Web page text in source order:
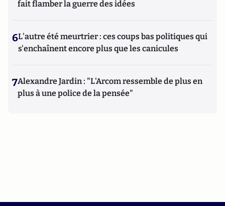
fait flamber la guerre des idées
6L'autre été meurtrier : ces coups bas politiques qui
s'enchaînent encore plus que les canicules
7Alexandre Jardin : "L'Arcom ressemble de plus en
plus à une police de la pensée"